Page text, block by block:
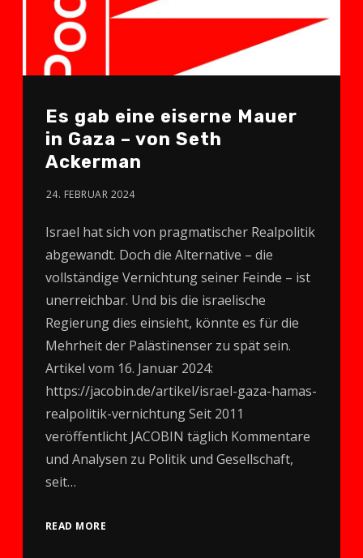
Es gab eine eiserne Mauer
in Gaza – von Seth
Ackerman
24. FEBRUAR 2024
Israel hat sich von pragmatischer Realpolitik
abgewandt. Doch die Alternative – die
vollständige Vernichtung seiner Feinde – ist
unerreichbar. Und bis die israelische
Regierung dies einsieht, könnte es für die
Mehrheit der Palästinenser zu spät sein.
Artikel vom 16. Januar 2024:
https://jacobin.de/artikel/israel-gaza-hamas-
realpolitik-vernichtung Seit 2011
veröffentlicht JACOBIN täglich Kommentare
und Analysen zu Politik und Gesellschaft,
seit…
READ MORE